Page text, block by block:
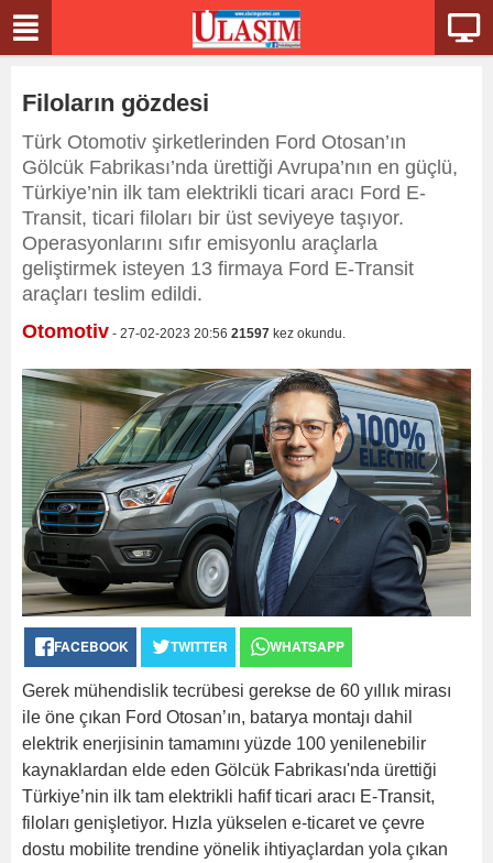
Filoların gözdesi
Türk Otomotiv şirketlerinden Ford Otosan’ın
Gölcük Fabrikası’nda ürettiği Avrupa’nın en güçlü,
Türkiye’nin ilk tam elektrikli ticari aracı Ford E-
Transit, ticari filoları bir üst seviyeye taşıyor.
Operasyonlarını sıfır emisyonlu araçlarla
geliştirmek isteyen 13 firmaya Ford E-Transit
araçları teslim edildi.
Otomotiv - 27-02-2023 20:56 21597 kez okundu.
FACEBOOK TWITTER WHATSAPP
Gerek mühendislik tecrübesi gerekse de 60 yıllık mirası
ile öne çıkan Ford Otosan’ın, batarya montajı dahil
elektrik enerjisinin tamamını yüzde 100 yenilenebilir
kaynaklardan elde eden Gölcük Fabrikası'nda ürettiği
Türkiye’nin ilk tam elektrikli hafif ticari aracı E-Transit,
filoları genişletiyor. Hızla yükselen e-ticaret ve çevre
dostu mobilite trendine yönelik ihtiyaçlardan yola çıkan